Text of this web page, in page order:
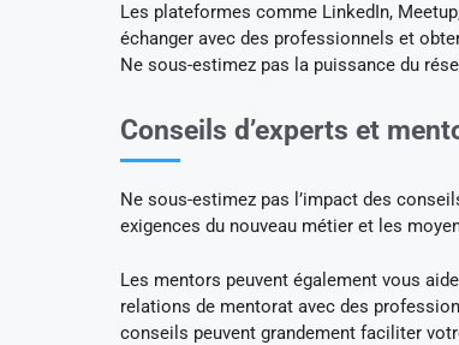
Les plateformes comme LinkedIn,
échanger avec des professionnels et
Ne sous-estimez pas la puissance du
Conseils d’experts et
Ne sous-estimez pas l’impact des
exigences du nouveau métier et les
Les mentors peuvent également vous
relations de mentorat avec des
conseils peuvent grandement faciliter